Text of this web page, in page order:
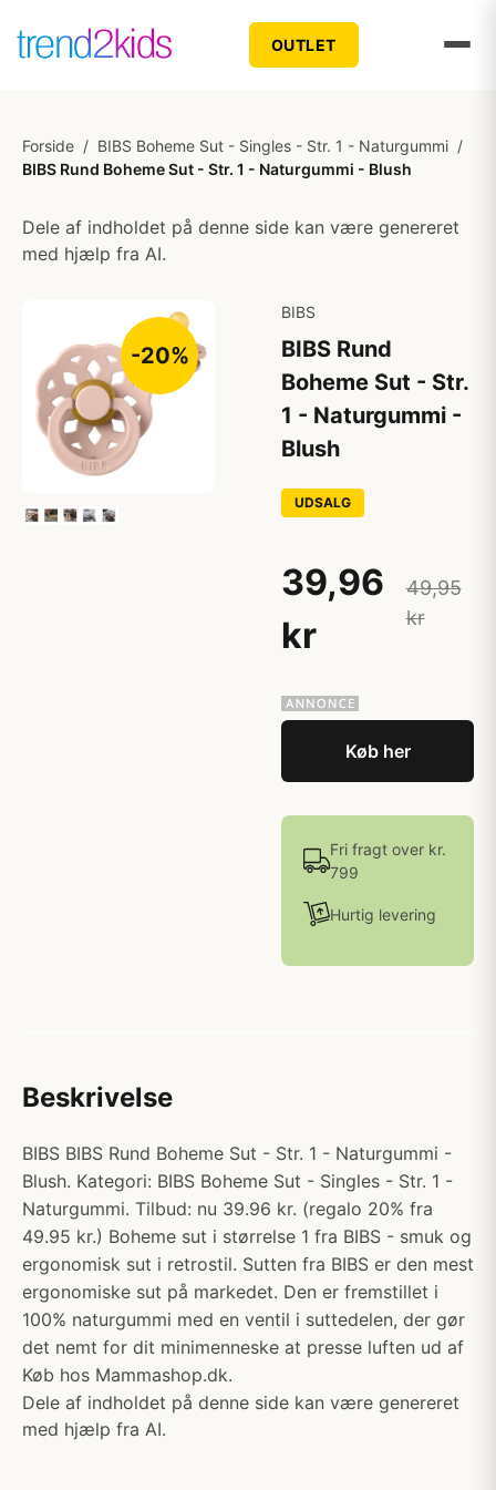
OUTLET
Forside / BIBS Boheme Sut - Singles - Str. 1 - Naturgummi /
BIBS Rund Boheme Sut - Str. 1 - Naturgummi - Blush
Dele af indholdet på denne side kan være genereret
med hjælp fra AI.
-20%
BIBS
BIBS Rund
Boheme Sut - Str.
1 - Naturgummi -
Blush
UDSALG
39,96
kr
49,95
kr
Køb her
Fri fragt over kr.
799
Hurtig levering
Beskrivelse
BIBS BIBS Rund Boheme Sut - Str. 1 - Naturgummi -
Blush. Kategori: BIBS Boheme Sut - Singles - Str. 1 -
Naturgummi. Tilbud: nu 39.96 kr. (regalo 20% fra
49.95 kr.) Boheme sut i størrelse 1 fra BIBS - smuk og
ergonomisk sut i retrostil. Sutten fra BIBS er den mest
ergonomiske sut på markedet. Den er fremstillet i
100% naturgummi med en ventil i suttedelen, der gør
det nemt for dit minimenneske at presse luften ud af
Køb hos Mammashop.dk.
Dele af indholdet på denne side kan være genereret
med hjælp fra AI.